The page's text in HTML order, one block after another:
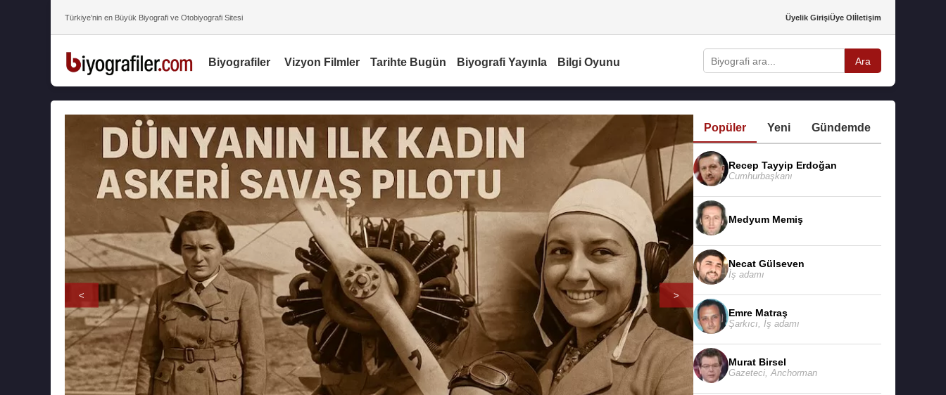
Türkiye’nin en Büyük Biyografi ve Otobiyografi Sitesi Üyelik GirişiÜye Olİletişim
Biyografiler Vizyon Filmler Tarihte Bugün Biyografi Yayınla Bilgi Oyunu Ara
< >
Popüler Yeni Gündemde
Recep Tayyip Erdoğan
Cumhurbaşkanı
Medyum Memiş
Necat Gülseven
İş adamı
Emre Matraş
Şarkıcı İş adamı
Murat Birsel
Gazeteci Anchorman